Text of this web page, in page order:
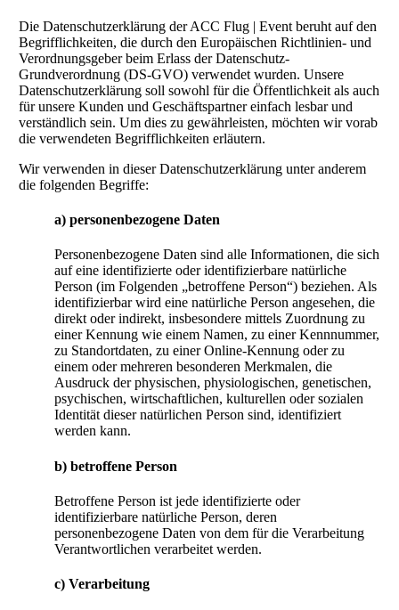
Die Datenschutzerklärung der ACC Flug | Event beruht auf den
Begrifflichkeiten, die durch den Europäischen Richtlinien- und
Verordnungsgeber beim Erlass der Datenschutz-
Grundverordnung (DS-GVO) verwendet wurden. Unsere
Datenschutzerklärung soll sowohl für die Öffentlichkeit als auch
für unsere Kunden und Geschäftspartner einfach lesbar und
verständlich sein. Um dies zu gewährleisten, möchten wir vorab
die verwendeten Begrifflichkeiten erläutern.
Wir verwenden in dieser Datenschutzerklärung unter anderem
die folgenden Begriffe:
a) personenbezogene Daten
Personenbezogene Daten sind alle Informationen, die sich
auf eine identifizierte oder identifizierbare natürliche
Person (im Folgenden „betroffene Person“) beziehen. Als
identifizierbar wird eine natürliche Person angesehen, die
direkt oder indirekt, insbesondere mittels Zuordnung zu
einer Kennung wie einem Namen, zu einer Kennnummer,
zu Standortdaten, zu einer Online-Kennung oder zu
einem oder mehreren besonderen Merkmalen, die
Ausdruck der physischen, physiologischen, genetischen,
psychischen, wirtschaftlichen, kulturellen oder sozialen
Identität dieser natürlichen Person sind, identifiziert
werden kann.
b) betroffene Person
Betroffene Person ist jede identifizierte oder
identifizierbare natürliche Person, deren
personenbezogene Daten von dem für die Verarbeitung
Verantwortlichen verarbeitet werden.
c) Verarbeitung